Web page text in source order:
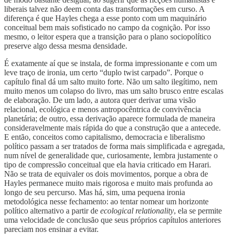
liberais talvez não deem conta das transformações em curso. A
diferença é que Hayles chega a esse ponto com um maquinário
conceitual bem mais sofisticado no campo da cognição. Por isso
mesmo, o leitor espera que a transição para o plano sociopolítico
preserve algo dessa mesma densidade.
É exatamente aí que se instala, de forma impressionante e com um
leve traço de ironia, um certo “duplo twist carpado”. Porque o
capítulo final dá um salto muito forte. Não um salto ilegítimo, nem
muito menos um colapso do livro, mas um salto brusco entre escalas
de elaboração. De um lado, a autora quer derivar uma visão
relacional, ecológica e menos antropocêntrica de convivência
planetária; de outro, essa derivação aparece formulada de maneira
consideravelmente mais rápida do que a construção que a antecede.
E então, conceitos como capitalismo, democracia e liberalismo
político passam a ser tratados de forma mais simplificada e agregada,
num nível de generalidade que, curiosamente, lembra justamente o
tipo de compressão conceitual que ela havia criticado em Harari.
Não se trata de equivaler os dois movimentos, porque a obra de
Hayles permanece muito mais rigorosa e muito mais profunda ao
longo de seu percurso. Mas há, sim, uma pequena ironia
metodológica nesse fechamento: ao tentar nomear um horizonte
político alternativo a partir de ecological relationality, ela se permite
uma velocidade de conclusão que seus próprios capítulos anteriores
pareciam nos ensinar a evitar.